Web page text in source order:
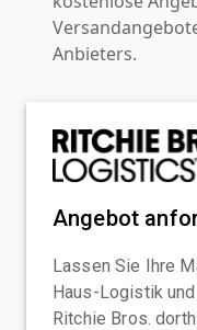
Anbieters.
Angebot
Lassen Sie Ihre
Haus-Logistik
Ritchie Bros.